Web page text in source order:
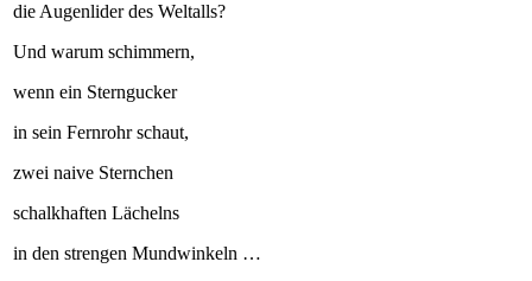
die Augenlider des Weltalls?
Und warum schimmern,
wenn ein Sterngucker
in sein Fernrohr schaut,
zwei naive Sternchen
schalkhaften Lächelns
in den strengen Mundwinkeln …